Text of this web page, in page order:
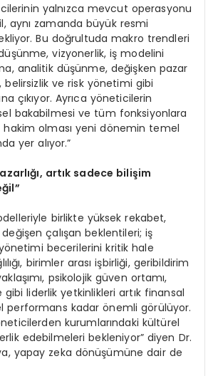
yalnızca mevcut operasyonu
aynı zamanda büyük resmi
Bu doğrultuda makro trendleri
vizyonerlik, iş modelini
analitik düşünme, değişken pazar
belirsizlik ve risk yönetimi gibi
çıkıyor. Ayrıca yöneticilerin
bakabilmesi ve tüm fonksiyonlara
olması yeni dönemin temel
yer alıyor.”
artık sadece bilişim
ğil”
birlikte yüksek rekabet,
değişen çalışan beklentileri; iş
becerilerini kritik hale
birimler arası işbirliği, geribildirim
psikolojik güven ortamı,
liderlik yetkinlikleri artık finansal
performans kadar önemli görülüyor.
kurumlarındaki kültürel
edebilmeleri bekleniyor” diyen Dr.
yapay zeka dönüşümüne dair de